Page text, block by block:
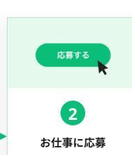
2
お仕事に応募